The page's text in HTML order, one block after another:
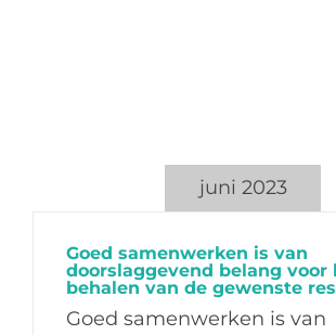
juni 2023
Goed samenwerken is van
doorslaggevend belang voor
behalen van de gewenste
Goed samenwerken is van